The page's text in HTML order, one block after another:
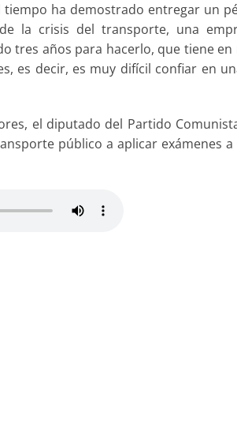
ha demostrado entregar un
la crisis del transporte, una
tres años para hacerlo, que tiene
es decir, es muy difícil confiar en
el diputado del Partido
público a aplicar exámenes